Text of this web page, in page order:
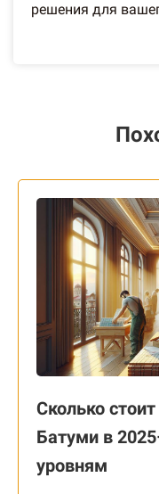
решения для
Сколько
Батуми в
уровням